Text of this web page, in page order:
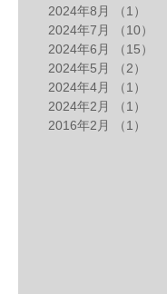
2024年8月
（1）
2024年7月
（10）
2024年6月
（15）
2024年5月
（2）
2024年4月
（1）
2024年2月
（1）
2016年2月
（1）